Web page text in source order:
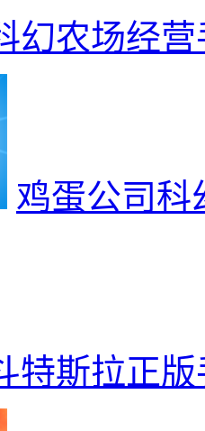
幻农场经
鸡蛋公司科
特斯拉正